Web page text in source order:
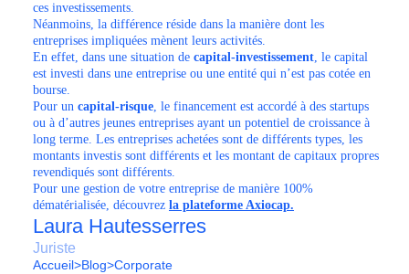
ces investissements.
Néanmoins, la différence réside dans la manière dont les
entreprises impliquées mènent leurs activités.
En effet, dans une situation de capital-investissement, le capital
est investi dans une entreprise ou une entité qui n’est pas cotée en
bourse.
Pour un capital-risque, le financement est accordé à des startups
ou à d’autres jeunes entreprises ayant un potentiel de croissance à
long terme. Les entreprises achetées sont de différents types, les
montants investis sont différents et les montant de capitaux propres
revendiqués sont différents.
Pour une gestion de votre entreprise de manière 100%
dématérialisée, découvrez la plateforme Axiocap.
Laura Hautesserres
Juriste
Accueil >Blog>Corporate